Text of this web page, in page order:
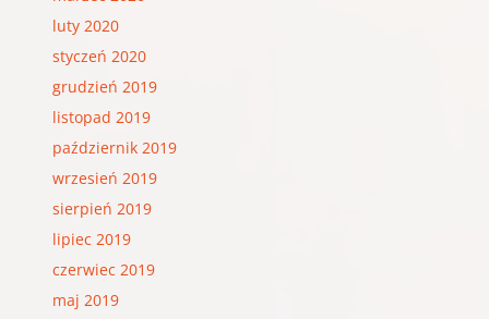
luty 2020
styczeń 2020
grudzień 2019
listopad 2019
październik 2019
wrzesień 2019
sierpień 2019
lipiec 2019
czerwiec 2019
maj 2019